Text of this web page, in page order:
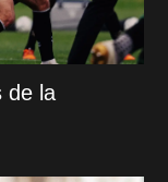
de la